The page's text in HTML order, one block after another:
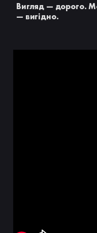
Вигляд — дорого.
— вигідно.